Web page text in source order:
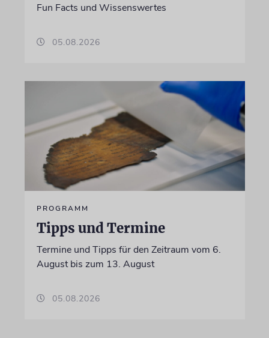
Fun Facts und Wissenswertes
05.08.2026
PROGRAMM
Tipps und Termine
Termine und Tipps für den Zeitraum vom 6.
August bis zum 13. August
05.08.2026